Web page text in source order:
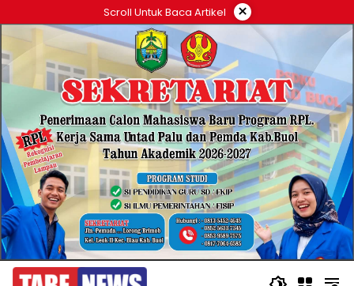
ke
konten
Scroll Untuk Baca Artikel ×